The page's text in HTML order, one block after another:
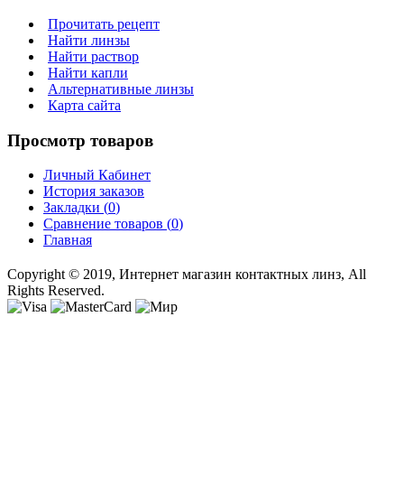
Прочитать рецепт
Найти линзы
Найти раствор
Найти капли
Альтернативные линзы
Карта сайта
Просмотр товаров
Личный Кабинет
История заказов
Закладки (0)
Сравнение товаров (0)
Главная
Copyright © 2019, Интернет магазин контактных линз, All
Rights Reserved.